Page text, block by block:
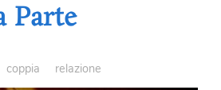
Parte
coppia relazione